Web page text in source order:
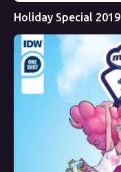
Holiday Special 2019